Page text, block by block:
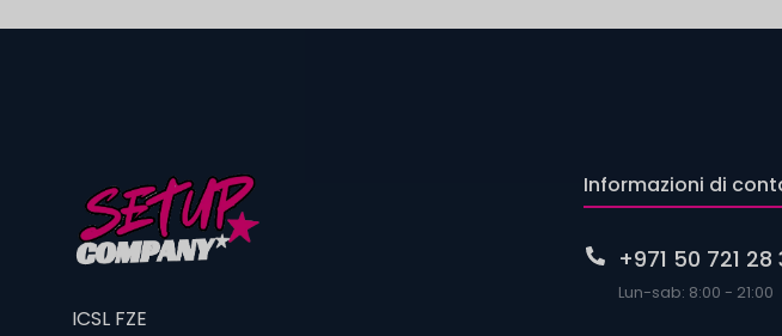
ICSL FZE
Informazioni di
+971 50 721 28
Lun-sab: 8:00 - 21:00